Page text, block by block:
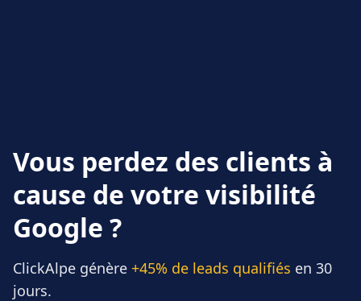
Vous perdez des clients à
cause de votre visibilité
Google ?
ClickAlpe génère +45% de leads qualifiés en 30
jours.